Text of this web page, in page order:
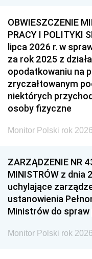
OBWIESZCZENIE
PRACY I POLITYKI
lipca 2026 r. w
za rok 2025 z
opodatkowaniu na
zryczałtowanym
niektórych
osoby fizyczne
Monitor Polski rok
ZARZĄDZENIE NR
MINISTRÓW z dnia
uchylające
ustanowienia
Ministrów do
Monitor Polski rok